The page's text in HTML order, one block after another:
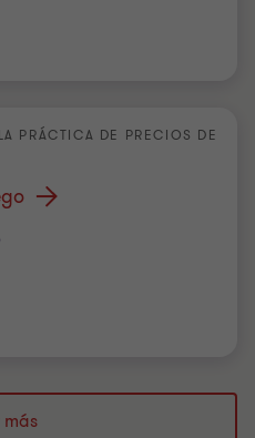
PRÁCTICA DE PRECIOS DE
más